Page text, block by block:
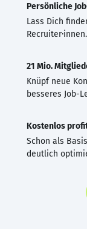
Persönliche
Lass Dich
Recruiter·innen.
21 Mio.
Knüpf neue
besseres Job-
Kostenlos
Schon als
deutlich